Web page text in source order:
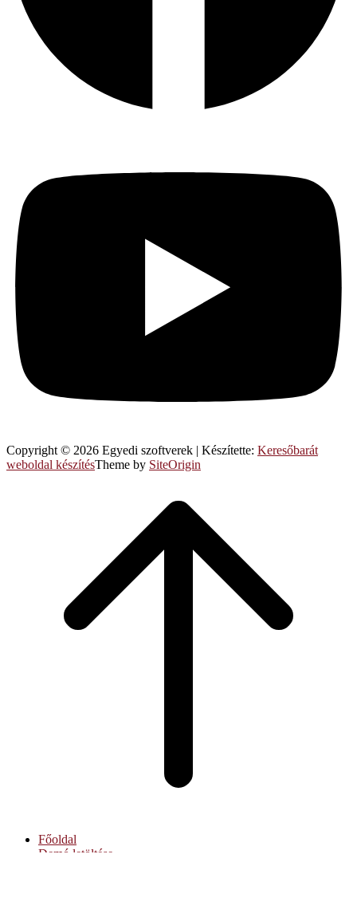
Copyright © 2026 Egyedi szoftverek | Készítette: Keresőbarát
weboldal készítésTheme by SiteOrigin
Főoldal
Demó letöltése